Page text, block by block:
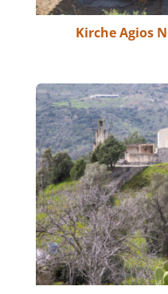
Kirche Agios